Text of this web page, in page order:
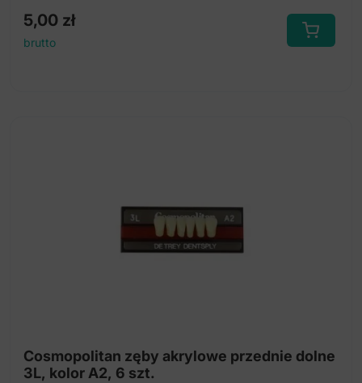
5,00 zł
brutto
Cosmopolitan zęby akrylowe przednie dolne
3L, kolor A2, 6 szt.